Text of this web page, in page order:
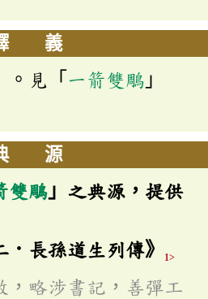
義
。見「 一箭雙鵰 」
源
雙鵰 」之典源，提供
．長孫道生列傳》 1>
，略涉書記，善彈工